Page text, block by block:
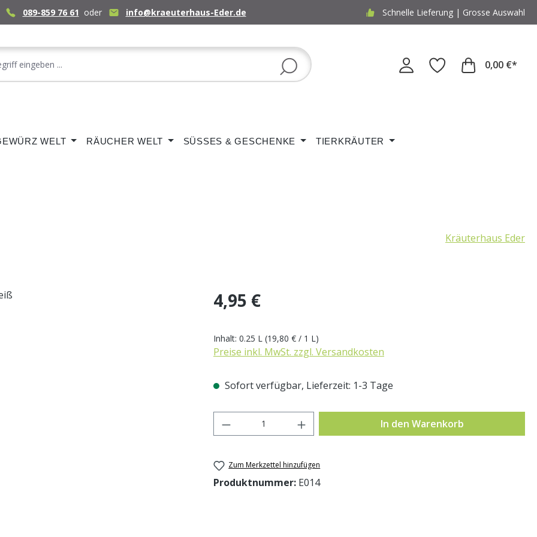
089-859 76 61 oder info@kraeuterhaus-Eder.de Schnelle Lieferung | Grosse Auswahl
0,00 €*
WELT RÄUCHER WELT SÜSSES & GESCHENKE TIERKRÄUTER
Kräuterhaus Eder
Regulärer Preis:
4,95 €
Inhalt: 0.25 L (19,80 € / 1 L)
Preise inkl. MwSt. zzgl. Versandkosten
Sofort verfügbar, Lieferzeit: 1-3 Tage
Produkt Anzahl: Gib den gewünschten Wert
In den Warenkorb
Zum Merkzettel hinzufügen
Produktnummer: E014